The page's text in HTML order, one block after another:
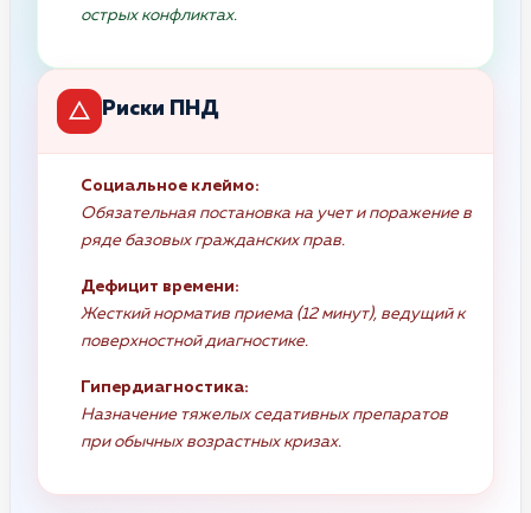
острых конфликтах.
Риски ПНД
Социальное клеймо:
Обязательная постановка на учет и поражение в
ряде базовых гражданских прав.
Дефицит времени:
Жесткий норматив приема (12 минут), ведущий к
поверхностной диагностике.
Гипердиагностика:
Назначение тяжелых седативных препаратов
при обычных возрастных кризах.